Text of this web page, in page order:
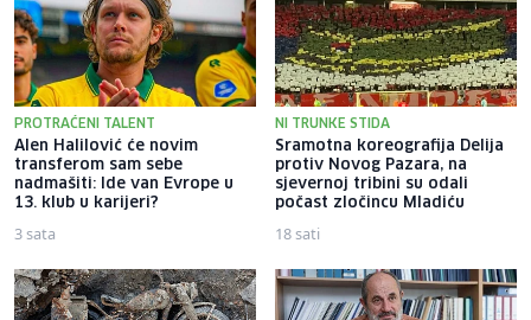
PROTRAĆENI TALENT
Alen Halilović će novim
transferom sam sebe
nadmašiti: Ide van Evrope u
13. klub u karijeri?
3 sata
NI TRUNKE STIDA
Sramotna koreografija Delija
protiv Novog Pazara, na
sjevernoj tribini su odali
počast zločincu Mladiću
18 sati